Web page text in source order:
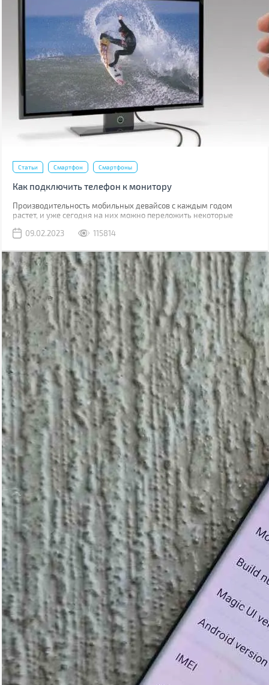
Статьи Смартфон Смартфоны
Как подключить телефон к монитору
Производительность мобильных девайсов с каждым годом
растет, и уже сегодня на них можно переложить некоторые
09.02.2023
115814